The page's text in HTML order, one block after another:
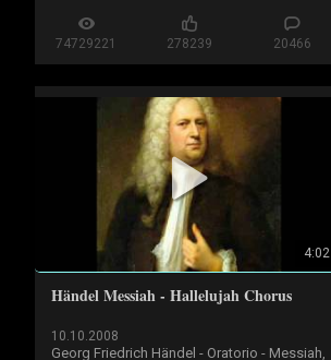
74729221 278239 20466
4:02
Händel Messiah - Hallelujah Chorus
10.10.2008
Georg Friedrich Händel - Oratorio - Messiah,